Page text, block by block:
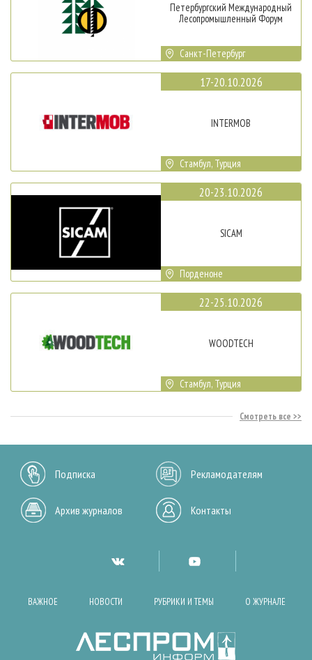
Петербургский Международный
Лесопромышленный Форум
Санкт-Петербург
17-20.10.2026
INTERMOB
Стамбул, Турция
20-23.10.2026
SICAM
Порденоне
22-25.10.2026
WOODTECH
Стамбул, Турция
Смотреть все
Подписка Рекламодателям
Архив журналов Контакты
ВАЖНОЕ НОВОСТИ РУБРИКИ И ТЕМЫ О ЖУРНАЛЕ